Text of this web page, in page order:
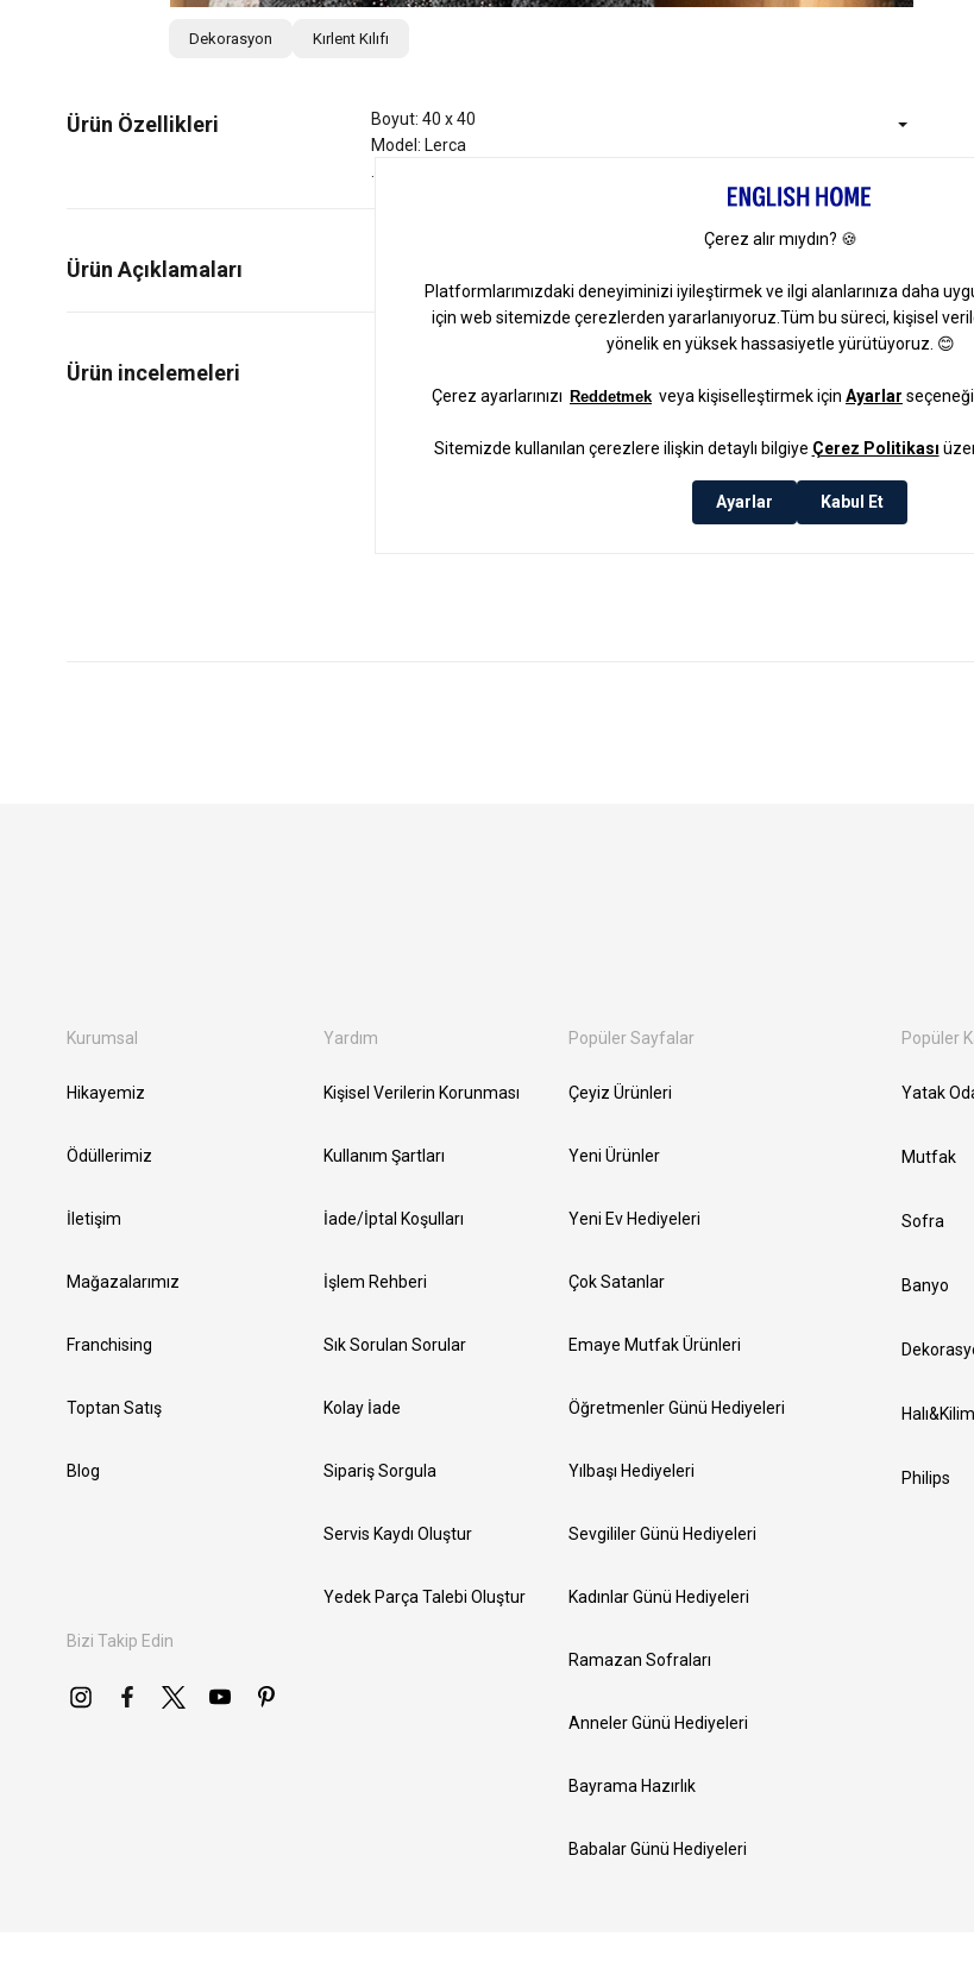
Dekorasyon Kırlent Kılıfı
Ürün Özellikleri
Boyut: 40 x 40
Model: Lerca
Ürün Açıklamaları
Kurumsal
Hikayemiz
Ödüllerimiz
İletişim
Mağazalarımız
Franchising
Toptan Satış
Blog
Bizi Takip Edin
Yardım
Kişisel Verilerin Korunması
Kullanım Şartları
İade/İptal Koşulları
İşlem Rehberi
Sık Sorulan Sorular
Kolay İade
Sipariş Sorgula
Servis Kaydı Oluştur
Yedek Parça Talebi Oluştur
Popüler Sayfalar
Çeyiz Ürünleri
Yeni Ürünler
Yeni Ev Hediyeleri
Çok Satanlar
Emaye Mutfak Ürünleri
Öğretmenler Günü Hediyeleri
Yılbaşı Hediyeleri
Sevgililer Günü Hediyeleri
Kadınlar Günü Hediyeleri
Ramazan Sofraları
Anneler Günü Hediyeleri
Bayrama Hazırlık
Babalar Günü Hediyeleri
Popüler
Yatak
Mutfak
Sofra
Banyo
Halı&Kilim
Philips